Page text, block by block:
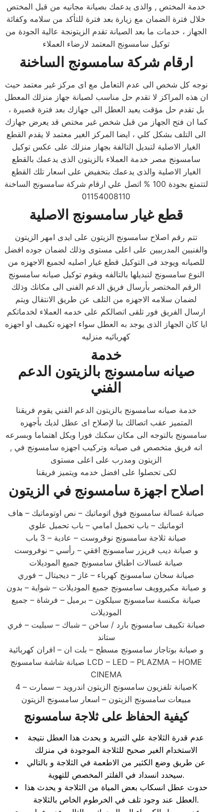
خدمة المختص , والذى يدعمك بصيانة مجانيه من قبل المختص
خلال فترة الضمان مع زيارة بعد فترة للتأكد من سلامه وكفائة
الجهاز ، خدمات ما بعد الصيانة تقدم الزيتونجة عالية الجودة من
توكيل سامسونج المعتمد لارضاء العملاء
ارقام شركة سامسونج الساخنة
نوجه كل شخص الى عدم التعامل مع اى مركز غير معتمد حيث
ان هذه المراكز لا تقدم حل مناسب لصيانة جهاز منزلك المعطل
بل تقدم حل مؤقت يعيد العطل الى جهازك بعد فترة قصيرة ،
كما ان فتح الجهاز من قبل شخص غير مختص قد يعرض جهازك
الى التلف بشكل كلي ، ايضا المركز الغير معتمد لا يقدم القطع
الغيار الاصلية لتبديل التالفة بجهاز منزلك على عكس توكيل
سامسونج مصر خدمة العملاء بالزيتون الذى يدعمك بالقطع
الغيار الاصلية والذى يدعمك بتخفيض على اسعار تلك القطع
لتتمتع بجودة 100 % اتصل علي ارقام شركة سامسونج الساخنة
01154008110
قطع غيار سامسونج الاصلية
تتم رقم اصلاح سامسونج الزيتون على ايدى امهر الزيتون
والفنيين المدربيين على اعلى مستوى وذلك لضمان جوده افضل
للصيانه ويوجد فى التوكيل قطع غيار اصليه لجميع الاجهزه من
النوع سامسونج لتبديلها بالتالفه ويقوم توكيل صيانه سامسونج
الرقم المختصر بأرسال فريق الدعم الفنى الى مكانك وذلك
لضمان سلامه الاجهزه من التلف عن طريق الانتقال ويتم
ارسال الفريق فور تلقى اتصالكم على خدمه العملاء لخدماتكم
ايا كان الجهاز الذى يوجد به العطل سواء اجهزه تكييف او اجهزه
كهربائيه منزليه
خدمة
صيانه سامسونج بالزيتون الدعم
الفني
خدمة صيانه سامسونج بالزيتون الدعم الفني يقوم فريقنا
المتميز عقب اتصالك بنا لإصلاح اى عطل لديك بأجهزه
سامسونج بالتوجه الى مكان سكنك فورا وبكل اهتماما وبسرعه
, انه فريق متخصص فى صيانه وتركيب اجهزه سامسونج في
الزيتون ومدرب على اعلى مستوى
لكى تحصلوا على افضل خدمه ويتميز فريقنا
اصلاح اجهزة سامسونج في الزيتون
صيانة غسالة سامسونج فوق اتوماتيك – نص اوتوماتيك – هاف
اتوماتيك – باب تحميل امامي – باب تحميل علوي
صيانة ثلاجة سامسونج نوفروست – عادية – 3 باب
و صيانة ديب فريزر سامسونج افقي – رأسي – نوفروست
صيانة غسالات اطباق سامسونج جميع الموديلات
صيانة سخان سامسونج كهرباء – غاز – ديجيتال – فوري
و صيانة مكيروويف سامسونج جميع الموديلات – شواية – بدون
صيانة مكنسة سامسونج سيلكون – برميل – فرشاة – جميع
الموديلات
صيانة تكييف سامسونج بارد / ساخن – شباك – سبليت – فري
ستاند
و صيانة بوتاجاز سامسونج مسطح – بلت ان – افران كهربائية
صيانة شاشة سامسونج LCD – LED – PLAZMA – HOME
CINEMA
صيانة تلفزيون سامسونج الزيتون اندرويد – سمارت – 4K
مبيعات سامسونج الزيتون – اسعار سامسونج الزيتون
كيفية الحفاظ على ثلاجة سامسونج
عدم قدرة الثلاجة علي التبريد و يحدث هذا العطل نتيجة
الاستخدام الغير صحيح للثلاجة الموجودة في منزلك
عن طريق وضع الكثير من الاطعمة في الثلاجة و بالتالي
سيحدد انسداد في الفلتر المخصص للتهوية.
حدوث عطل انسكاب بعض المياة من الثلاجة و يحدث هذا
العطل عند وجود تلف في الخرطوم الخاص بالثلاجة.